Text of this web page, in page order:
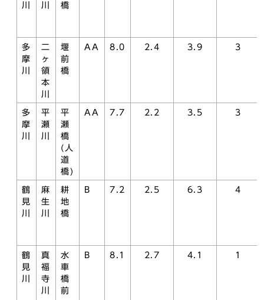
川
川
橋
多
摩
川
二
ヶ
領
本
川
堰
前
橋
AA 8.0 2.4 3.9 3
多
摩
川
平
瀬
川
平
瀬
橋
(人
道
橋)
AA 7.7 2.2 3.5 3
鶴
見
川
麻
生
川
耕
地
橋
B 7.2 2.5 6.3 4
鶴
見
川
真
福
寺
川
水
車
橋
前
B 8.1 2.7 4.1 1